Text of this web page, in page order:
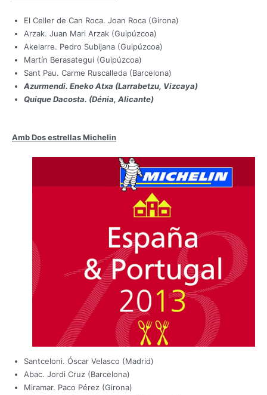
El Celler de Can Roca. Joan Roca (Girona)
Arzak. Juan Mari Arzak (Guipúzcoa)
Akelarre. Pedro Subijana (Guipúzcoa)
Martín Berasategui (Guipúzcoa)
Sant Pau. Carme Ruscalleda (Barcelona)
Azurmendi. Eneko Atxa (Larrabetzu, Vizcaya)
Quique Dacosta. (Dénia, Alicante)
Amb Dos estrellas Michelin
Santceloni. Óscar Velasco (Madrid)
Abac. Jordi Cruz (Barcelona)
Miramar. Paco Pérez (Girona)